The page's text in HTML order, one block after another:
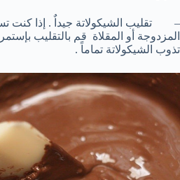
– تقليب الشيكولاتة جيداٌ . إذا كنت
المزدوجة أو المقلاة قم بالتقليب
تذوب الشيكولاتة تماماً .